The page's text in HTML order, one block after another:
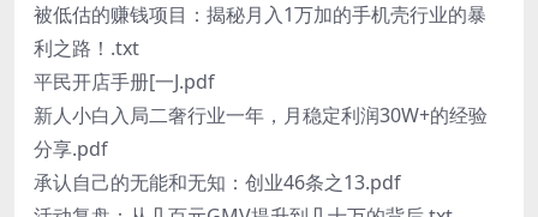
被低估的赚钱项目：揭秘月入1万加的手机壳行业的暴
利之路！.txt
平民开店手册[一J.pdf
新人小白入局二奢行业一年，月稳定利润30W+的经验
分享.pdf
承认自己的无能和无知：创业46条之13.pdf